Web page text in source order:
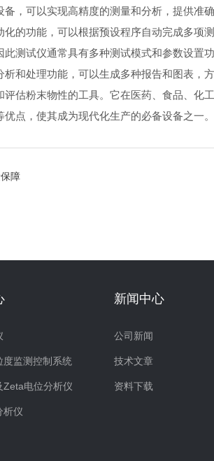
可以实现高精度的测量和分析，提供准确
功能，可以根据预设程序自动完成多项测
试仪通常具有多种测试模式和参数设置功
处理功能，可以生成多种报告和图表，方
粉末物性的工具。它在医药、食品、化
点，使其成为现代化生产的必备设备之一。
障
度监测控制系统
Zeta电位分析仪
析仪
新闻中心
公司新闻
技术文章
资料下载